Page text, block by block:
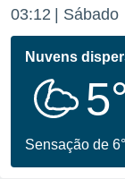
da
fornecidas
a este
das
03:12 Sábado
Nuvens
Sensação de 6°